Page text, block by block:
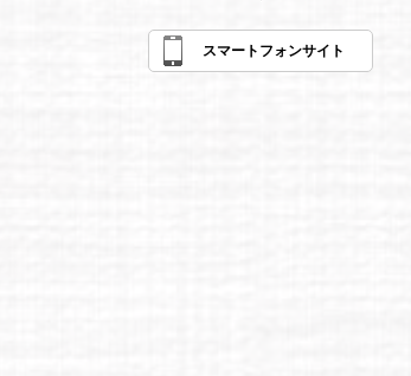
スマートフォンサイト